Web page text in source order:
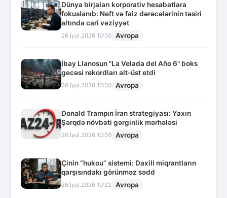
Dünya birjaları korporativ hesabatlara
fokuslanıb: Neft və faiz dərəcələrinin təsiri
altında cari vəziyyət
26.İyul.2026 10:50 Avropa
İbay Llanosun "La Velada del Año 6" boks
gecəsi rekordları alt-üst etdi
26.İyul.2026 10:50 Avropa
Donald Trampın İran strategiyası: Yaxın
Şərqdə növbəti gərginlik mərhələsi
26.İyul.2026 10:50 Avropa
Çinin “hukou” sistemi: Daxili miqrantların
qarşısındakı görünməz sədd
26.İyul.2026 10:22 Avropa